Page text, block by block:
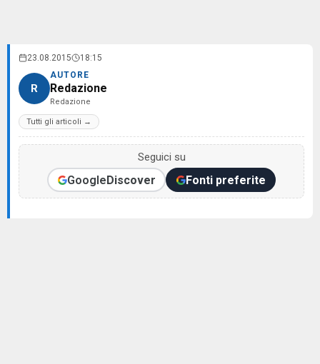
23.08.2015 18:15
R
AUTORE
Redazione
Redazione
Tutti gli articoli →
Seguici su
GoogleDiscover Fonti preferite